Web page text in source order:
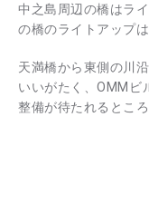
中之島周辺の橋はラ
の橋のライトアップ
天満橋から東側の川
いいがたく、OMMビ
整備が待たれるところ